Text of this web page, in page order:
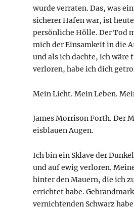
wurde verraten. Das, was
sicherer Hafen war, ist
persönliche Hölle. Der Tod
mich der Einsamkeit in die
und als ich dachte, ich wäre
verloren, habe ich dich
Mein Licht. Mein Leben.
James Morrison Forth. Der
eisblauen Augen.
Ich bin ein Sklave der
und auf ewig verloren.
hinter den Mauern, die ich
errichtet habe.
vernichtenden Schwarz